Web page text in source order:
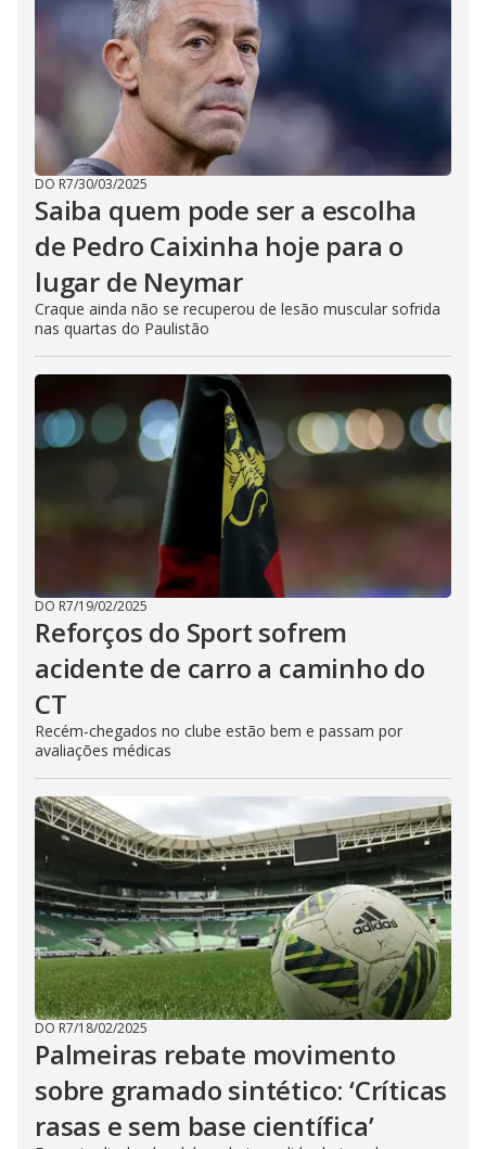
DO R7/30/03/2025
Saiba quem pode ser a escolha
de Pedro Caixinha hoje para o
lugar de Neymar
Craque ainda não se recuperou de lesão muscular sofrida
nas quartas do Paulistão
DO R7/19/02/2025
Reforços do Sport sofrem
acidente de carro a caminho do
CT
Recém-chegados no clube estão bem e passam por
avaliações médicas
DO R7/18/02/2025
Palmeiras rebate movimento
sobre gramado sintético: ‘Críticas
rasas e sem base científica’